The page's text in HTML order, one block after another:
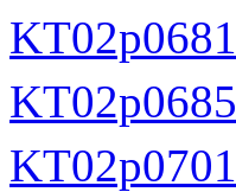
KT02p0681
KT02p0685
KT02p0701